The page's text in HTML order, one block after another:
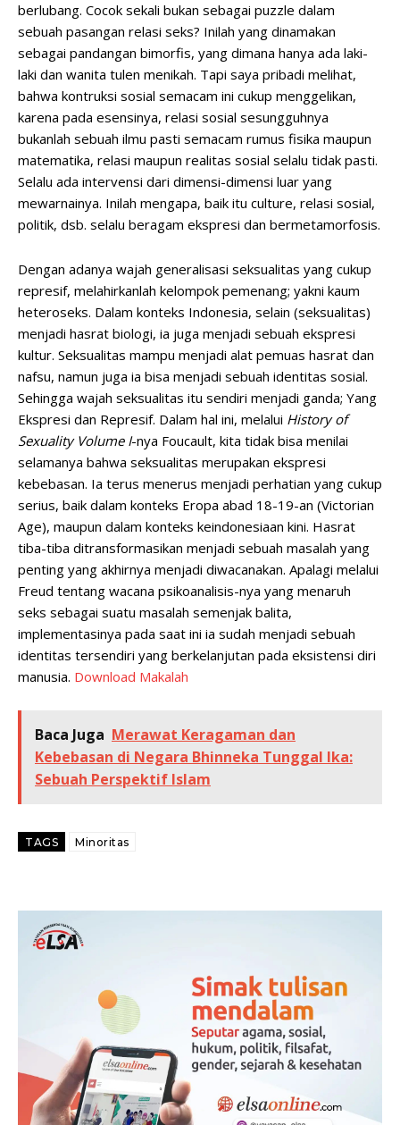
berlubang. Cocok sekali bukan sebagai puzzle dalam
sebuah pasangan relasi seks? Inilah yang dinamakan
sebagai pandangan bimorfis, yang dimana hanya ada laki-
laki dan wanita tulen menikah. Tapi saya pribadi melihat,
bahwa kontruksi sosial semacam ini cukup menggelikan,
karena pada esensinya, relasi sosial sesungguhnya
bukanlah sebuah ilmu pasti semacam rumus fisika maupun
matematika, relasi maupun realitas sosial selalu tidak pasti.
Selalu ada intervensi dari dimensi-dimensi luar yang
mewarnainya. Inilah mengapa, baik itu culture, relasi sosial,
politik, dsb. selalu beragam ekspresi dan bermetamorfosis.
Dengan adanya wajah generalisasi seksualitas yang cukup
represif, melahirkanlah kelompok pemenang; yakni kaum
heteroseks. Dalam konteks Indonesia, selain (seksualitas)
menjadi hasrat biologi, ia juga menjadi sebuah ekspresi
kultur. Seksualitas mampu menjadi alat pemuas hasrat dan
nafsu, namun juga ia bisa menjadi sebuah identitas sosial.
Sehingga wajah seksualitas itu sendiri menjadi ganda; Yang
Ekspresi dan Represif. Dalam hal ini, melalui History of
Sexuality Volume I-nya Foucault, kita tidak bisa menilai
selamanya bahwa seksualitas merupakan ekspresi
kebebasan. Ia terus menerus menjadi perhatian yang cukup
serius, baik dalam konteks Eropa abad 18-19-an (Victorian
Age), maupun dalam konteks keindonesiaan kini. Hasrat
tiba-tiba ditransformasikan menjadi sebuah masalah yang
penting yang akhirnya menjadi diwacanakan. Apalagi melalui
Freud tentang wacana psikoanalisis-nya yang menaruh
seks sebagai suatu masalah semenjak balita,
implementasinya pada saat ini ia sudah menjadi sebuah
identitas tersendiri yang berkelanjutan pada eksistensi diri
manusia. Download Makalah
Baca Juga Merawat Keragaman dan
Kebebasan di Negara Bhinneka Tunggal Ika:
Sebuah Perspektif Islam
TAGS Minoritas